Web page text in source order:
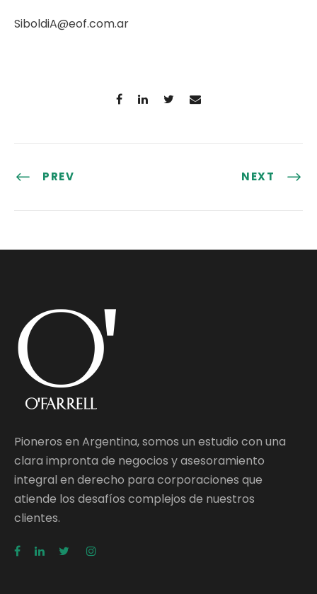
SiboldiA@eof.com.ar
PREV NEXT
Pioneros en Argentina, somos un estudio con una
clara impronta de negocios y asesoramiento
integral en derecho para corporaciones que
atiende los desafíos complejos de nuestros
clientes.